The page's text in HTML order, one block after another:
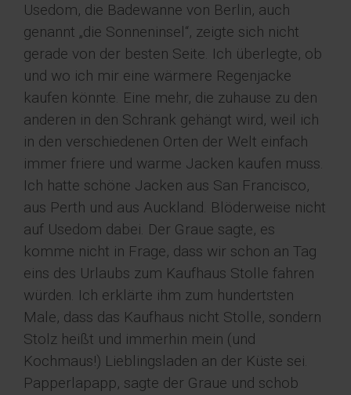
Usedom, die Badewanne von Berlin, auch
genannt „die Sonneninsel“, zeigte sich nicht
gerade von der besten Seite. Ich überlegte, ob
und wo ich mir eine wärmere Regenjacke
kaufen könnte. Eine mehr, die zuhause zu den
anderen in den Schrank gehängt wird, weil ich
in den verschiedenen Orten der Welt einfach
immer friere und warme Jacken kaufen muss.
Ich hatte schöne Jacken aus San Francisco,
aus Perth und aus Auckland. Blöderweise nicht
auf Usedom dabei. Der Graue sagte, es
komme nicht in Frage, dass wir schon an Tag
eins des Urlaubs zum Kaufhaus Stolle fahren
würden. Ich erklärte ihm zum hundertsten
Male, dass das Kaufhaus nicht Stolle, sondern
Stolz heißt und immerhin mein (und
Kochmaus!) Lieblingsladen an der Küste sei.
Papperlapapp, sagte der Graue und schob